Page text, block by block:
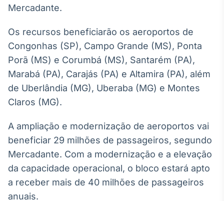
Broadcast
Widgets
Componentes
para conteúdos e
Broadcast
Wallboard
Conteúdos e
dados para
Mercadante.
Os recursos beneficiarão os aeroportos de
Congonhas (SP), Campo Grande (MS), Ponta
Porã (MS) e Corumbá (MS), Santarém (PA),
Marabá (PA), Carajás (PA) e Altamira (PA), além
de Uberlândia (MG), Uberaba (MG) e Montes
Claros (MG).
A ampliação e modernização de aeroportos vai
beneficiar 29 milhões de passageiros, segundo
Mercadante. Com a modernização e a elevação
da capacidade operacional, o bloco estará apto
a receber mais de 40 milhões de passageiros
anuais.